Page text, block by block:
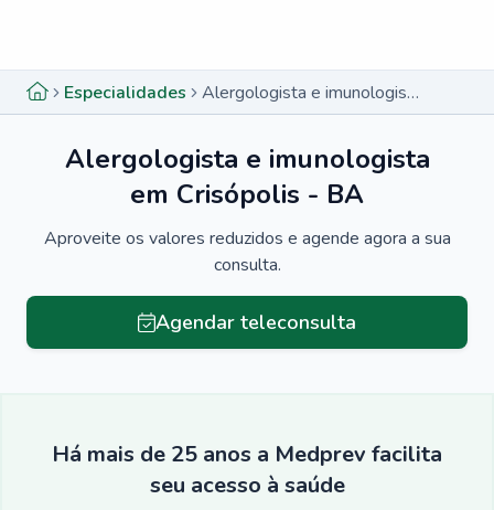
Especialidades Alergologista e imunologista em Crisópolis - BA
Alergologista e imunologista
em Crisópolis - BA
Aproveite os valores reduzidos e agende agora a sua
consulta.
Agendar teleconsulta
Há mais de 25 anos a Medprev facilita
seu acesso à saúde